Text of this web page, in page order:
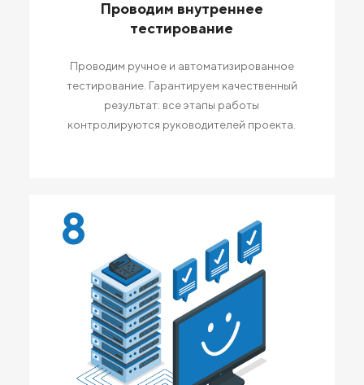
Проводим внутреннее
тестирование
Проводим ручное и автоматизированное
тестирование. Гарантируем качественный
результат: все этапы работы
контролируются руководителей проекта.
8